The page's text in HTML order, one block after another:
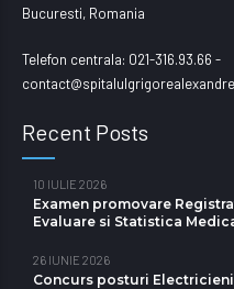
Bucuresti, Romania
Telefon centrala: 021-316.93.66 -
Recent Posts
10 IULIE 2026
Examen promovare
Evaluare si Statistica
26 IUNIE 2026
Concurs posturi